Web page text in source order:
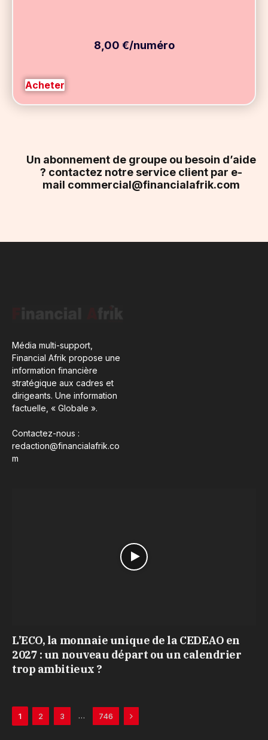
8,00 €/numéro
Acheter
Un abonnement de groupe ou besoin d’aide
? contactez notre service client par e-
mail commercial@financialafrik.com
Média multi-support,
Financial Afrik propose une
information financière
stratégique aux cadres et
dirigeants. Une information
factuelle, « Globale ».
Contactez-nous :
redaction@financialafrik.co
m
L’ECO, la monnaie unique de la CEDEAO en
2027 : un nouveau départ ou un calendrier
trop ambitieux ?
1 2 3 … 746 NEXT